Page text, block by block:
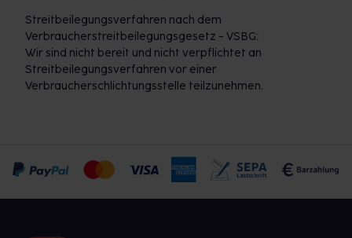
Streitbeilegungsverfahren nach dem
Verbraucherstreitbeilegungsgesetz - VSBG:
Wir sind nicht bereit und nicht verpflichtet an
Streitbeilegungsverfahren vor einer
Verbraucherschlichtungsstelle teilzunehmen.